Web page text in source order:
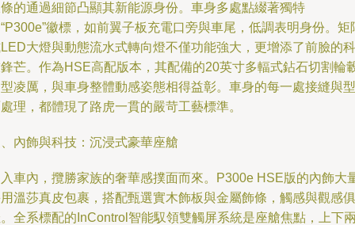
的通過細節凸顯其新能源身份。車身多處點綴著獨特
徽標，如前翼子板充電口旁與車尾，低調表明身份。矩
大燈與動態流水式轉向燈不僅功能強大，更增添了前臉的科
芒。作為HSE高配版本，其配備的20英寸多輻式鉆石切割輪
凌厲，與車身整體動感姿態相得益彰。車身的每一處接縫與型
理，都體現了路虎一貫的嚴苛工藝標準。
內飾與科技：沉浸式豪華座艙
車內，攬勝家族的奢華感撲面而來。P300e HSE版的內飾大
溫莎真皮包裹，搭配甄選實木飾板與金屬飾條，觸感與觀感俱
全系標配的InControl智能馭領雙觸屏系統是座艙焦點，上下